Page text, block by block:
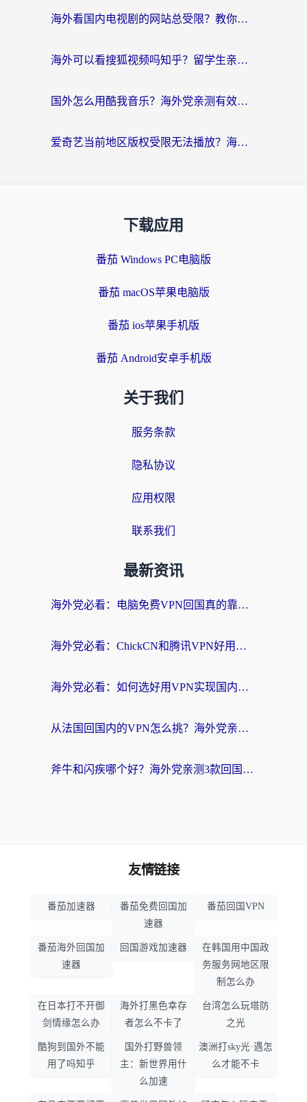
海外看国内电视剧的网站总受限？教你选对回国加速器，轻松追热剧
海外可以看搜狐视频吗知乎？留学生亲测有效的回国加速器选择指南
国外怎么用酷我音乐？海外党亲测有效的回国加速方案，附千千音乐中文歌收听指南
爱奇艺当前地区版权受限无法播放？海外党追剧看电影的终极解决方案来了
下载应用
番茄 Windows PC电脑版
番茄 macOS苹果电脑版
番茄 ios苹果手机版
番茄 Android安卓手机版
关于我们
服务条款
隐私协议
应用权限
联系我们
最新资讯
海外党必看：电脑免费VPN回国真的靠谱吗？附实测对比与最优方案指南
海外党必看：ChickCN和腾讯VPN好用吗？3招选对回国加速器，告别地区限制
海外党必看：如何选好用VPN实现国内资源无缝访问？从越南到全球都适用
从法国回国内的VPN怎么挑？海外党亲测：稳定、多端、安全才是关键
斧牛和闪疾哪个好？海外党亲测3款回国加速器，教你选到不踩坑的那一款
友情链接
番茄加速器
番茄免费回国加
速器
番茄回国VPN
番茄海外回国加
速器
回国游戏加速器
在韩国用中国政
务服务网地区限
制怎么办
在日本打不开御
剑情缘怎么办
海外打黑色幸存
者怎么不卡了
台湾怎么玩塔防
之光
酷狗到国外不能
用了吗知乎
国外打野兽领
主：新世界用什
么加速
澳洲打sky光·遇怎
么才能不卡